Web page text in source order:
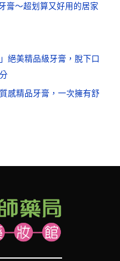
膏～超划算又好用的居家
絕美精品級牙膏，脫下口
感精品牙膏，一次擁有舒